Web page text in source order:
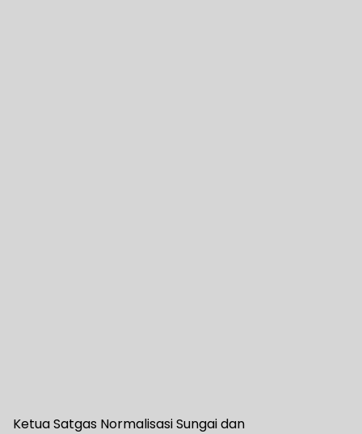
Ketua Satgas Normalisasi Sungai dan